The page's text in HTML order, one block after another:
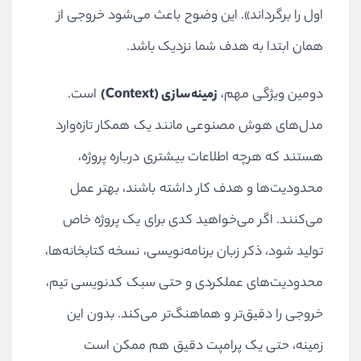
اول را برگرداند». این وضوح باعث می‌شود خروجی از
همان ابتدا به هدف شما نزدیک باشد.
دومین ویژگی مهم، زمینه‌سازی (Context)
است.
مدل‌های هوش مصنوعی مانند یک همکار تازه‌وارد
هستند که هرچه اطلاعات بیشتری درباره پروژه،
محدودیت‌ها و هدف کار داشته باشند، بهتر عمل
می‌کنند. اگر می‌خواهید کدی برای یک پروژه خاص
تولید شود، ذکر زبان برنامه‌نویسی، نسخه کتابخانه‌ها،
محدودیت‌های عملکردی و حتی سبک کدنویسی تیم،
خروجی را دقیق‌تر و هماهنگ‌تر می‌کند. بدون این
زمینه، حتی یک پرامپت دقیق هم ممکن است